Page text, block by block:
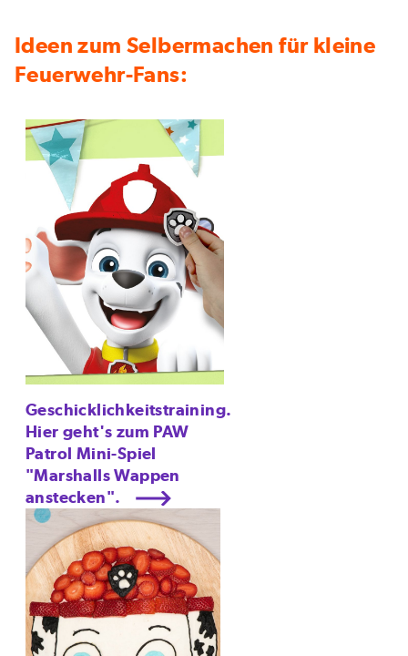
Ideen zum Selbermachen für kleine
Feuerwehr-Fans:
Geschicklichkeitstraining.
Hier geht's zum PAW
Patrol Mini-Spiel
"Marshalls Wappen
anstecken".